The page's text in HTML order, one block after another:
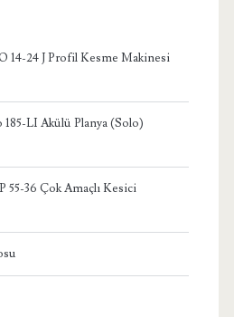
14-24 J Profil Kesme Makinesi
LI Akülü Planya (Solo)
55-36 Çok Amaçlı Kesici